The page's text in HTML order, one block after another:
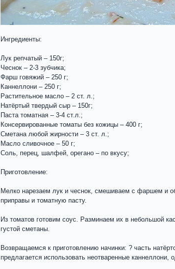
Ингредиенты:
Лук репчатый – 150г;
Чеснок – 2-3 зубчика;
Фарш говяжий – 250 г;
Каннеллони – 250 г;
Растительное масло – 2 ст. л.;
Натёртый твердый сыр – 150г;
Паста томатная – 3-4 ст.л.;
Консервированные томаты без кожицы – 400 г;
Сметана любой жирности – 3 ст. л.;
Масло сливочное – 50 г;
Соль, перец, шалфей, орегано – по вкусу;
Приготовление:
Мелко нарезаем лук и чеснок, смешиваем с фаршем и
приправы и томатную пасту.
Из томатов готовим соус. Разминаем их в небольшой
густой сметаны.
Возвращаемся к приготовлению начинки: ? часть
предлагается использовать неотваренные